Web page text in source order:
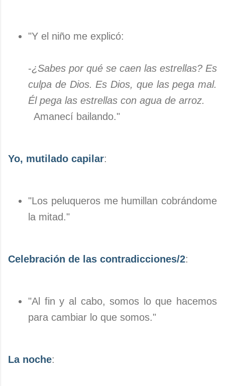
"Y el niño me explicó:
-¿Sabes por qué se caen las estrellas? Es
culpa de Dios. Es Dios, que las pega mal.
Él pega las estrellas con agua de arroz.
Amanecí bailando."
Yo, mutilado capilar:
"Los peluqueros me humillan cobrándome
la mitad."
Celebración de las contradicciones/2:
"Al fin y al cabo, somos lo que hacemos
para cambiar lo que somos."
La noche: